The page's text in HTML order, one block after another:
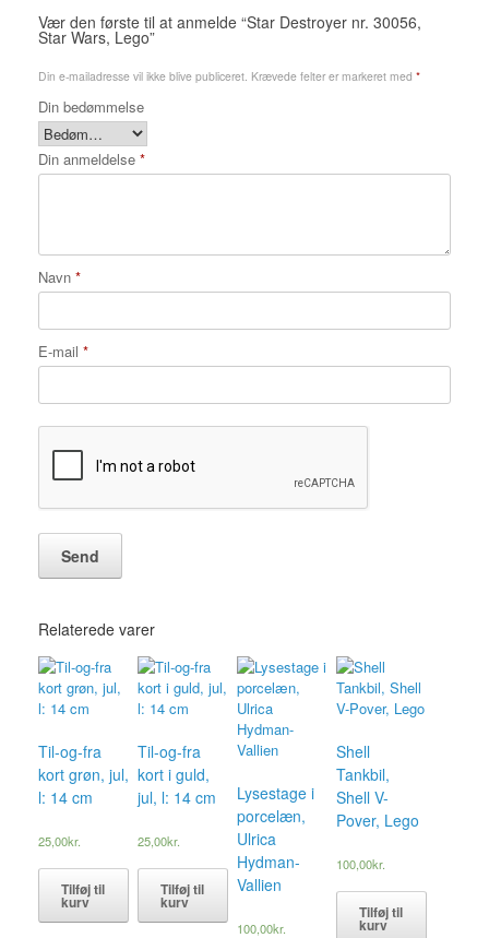
Vær den første til at anmelde “Star Destroyer nr. 30056,
Star Wars, Lego”
Din e-mailadresse vil ikke blive publiceret. Krævede felter er markeret med *
Din bedømmelse
Din anmeldelse *
Navn *
E-mail *
Relaterede varer
Til-og-fra
kort grøn, jul,
l: 14 cm
25,00kr.
Tilføj til
kurv
Til-og-fra
kort i guld,
jul, l: 14 cm
25,00kr.
Tilføj til
kurv
Lysestage i
porcelæn,
Ulrica
Hydman-
Vallien
100,00kr.
Shell
Tankbil,
Shell V-
Pover, Lego
100,00kr.
Tilføj til
kurv